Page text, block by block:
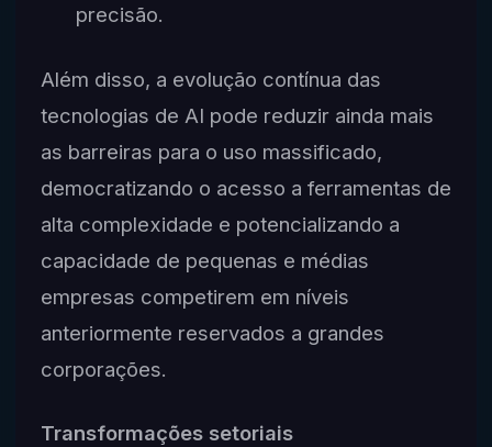
precisão.
Além disso, a evolução contínua das
tecnologias de AI pode reduzir ainda mais
as barreiras para o uso massificado,
democratizando o acesso a ferramentas de
alta complexidade e potencializando a
capacidade de pequenas e médias
empresas competirem em níveis
anteriormente reservados a grandes
corporações.
Transformações setoriais